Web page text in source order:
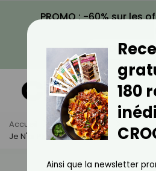
PROMO : -60% sur les
VOIR LA
Accueil Actus
Sport
Je N'ai Plus Envie D'aller À La Salle De
180
Ainsi que la newsletter